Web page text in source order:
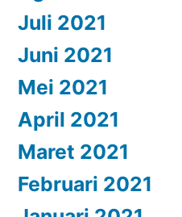
Juli 2021
Juni 2021
Mei 2021
April 2021
Maret 2021
Februari 2021